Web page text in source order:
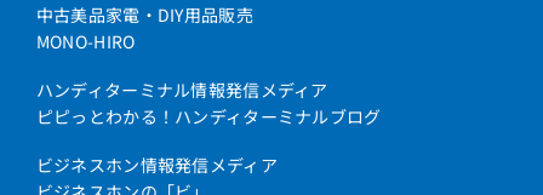
中古美品家電・DIY用品販売
MONO-HIRO
ハンディターミナル情報発信メディア
ピピっとわかる！ハンディターミナルブログ
ビジネスホン情報発信メディア